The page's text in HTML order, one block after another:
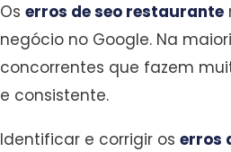
Os erros de seo restaurante
negócio no Google. Na
concorrentes que fazem
e consistente.
Identificar e corrigir os erros